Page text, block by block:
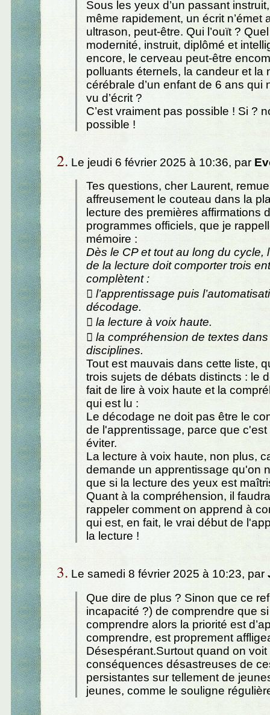
Sous les yeux d’un passant
même rapidement, un écrit n’émet
ultrason, peut-être. Qui l’ouït ?
modernité, instruit, diplômé et
encore, le cerveau peut-être
polluants éternels, la candeur et la
cérébrale d’un enfant de 6 ans qui
vu d’écrit ?
C’est vraiment pas possible ! Si ?
possible !
2. Le jeudi 6 février 2025 à 10:36, par
Tes questions, cher Laurent,
affreusement le couteau dans la
lecture des premières affirmations
programmes officiels, que je
mémoire :
Dès le CP et tout au long du cycle,
de la lecture doit comporter trois
complètent :
 l’apprentissage puis
décodage.
 la lecture à voix haute.
 la compréhension de textes
disciplines.
Tout est mauvais dans cette liste,
trois sujets de débats distincts : le
fait de lire à voix haute et la
qui est lu :
Le décodage ne doit pas être le
de l'apprentissage, parce que
éviter.
La lecture à voix haute, non plus,
demande un apprentissage qu'on
que si la lecture des yeux est
Quant à la compréhension, il
rappeler comment on apprend à
qui est, en fait, le vrai début de
la lecture !
3. Le samedi 8 février 2025 à 10:23, par
Que dire de plus ? Sinon que ce
incapacité ?) de comprendre que si
comprendre alors la priorité est
comprendre, est proprement
Désespérant.Surtout quand on voit
conséquences désastreuses de
persistantes sur tellement de
jeunes, comme le souligne